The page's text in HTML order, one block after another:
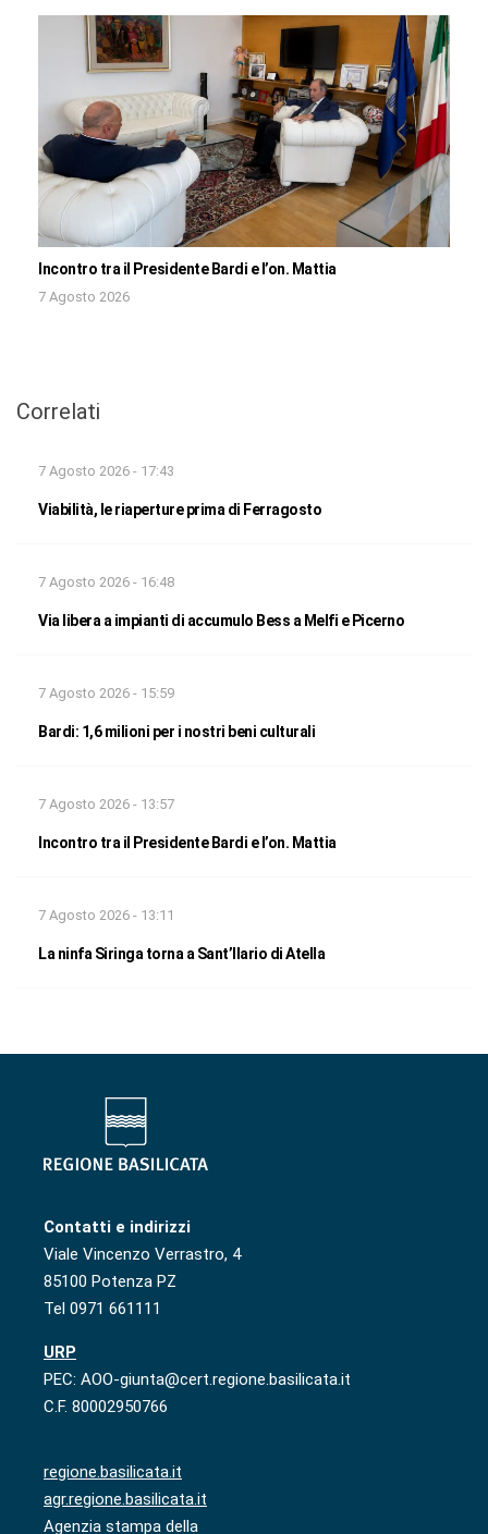
Incontro tra il Presidente Bardi e l’on. Mattia
7 Agosto 2026
Correlati
7 Agosto 2026 - 17:43
Viabilità, le riaperture prima di Ferragosto
7 Agosto 2026 - 16:48
Via libera a impianti di accumulo Bess a Melfi e Picerno
7 Agosto 2026 - 15:59
Bardi: 1,6 milioni per i nostri beni culturali
7 Agosto 2026 - 13:57
Incontro tra il Presidente Bardi e l’on. Mattia
7 Agosto 2026 - 13:11
La ninfa Siringa torna a Sant’Ilario di Atella
Contatti e indirizzi
Viale Vincenzo Verrastro, 4
85100 Potenza PZ
Tel 0971 661111
URP
PEC: AOO-giunta@cert.regione.basilicata.it
C.F. 80002950766
regione.basilicata.it
agr.regione.basilicata.it
Agenzia stampa della